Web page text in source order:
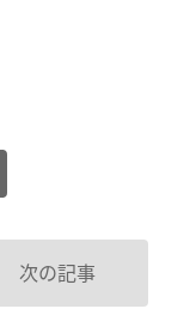
次の記事